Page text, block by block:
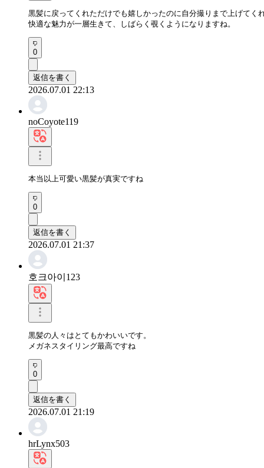
黒髪に戻ってくれただけでも嬉しかったのに自分撮りまで上げてく
快適な魅力が一層生きて、しばらく覗くようになりますね。
0
返信を書く
2026.07.01 22:13
noCoyote119
本当以上可愛い黒髪が真実ですね
0
返信を書く
2026.07.01 21:37
호크아이123
黒髪の人々はとてもかわいいです。
メガネスタイリング最高ですね
0
返信を書く
2026.07.01 21:19
hrLynx503